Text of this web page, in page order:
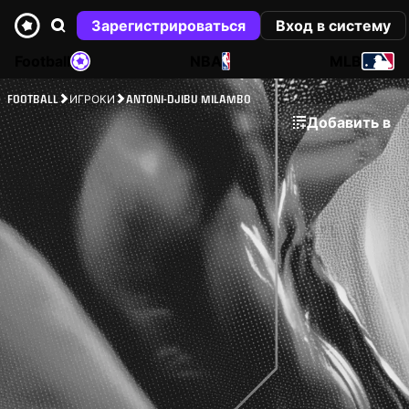
Зарегистрироваться
Вход в систему
NBA
FOOTBALL ИГРОКИ ANTONI-DJIBU MILAMBO
Добавить в